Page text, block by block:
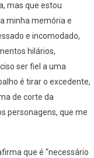
mas que estou
minha memória e
e incomodado,
hilários,
ser fiel a uma
é tirar o excedente,
de corte da
personagens, que me
que é “necessário